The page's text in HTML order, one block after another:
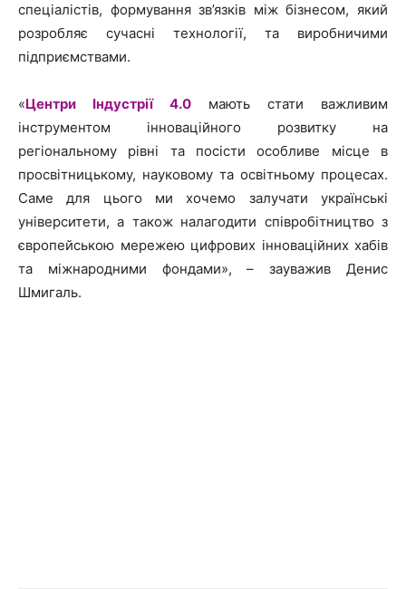
спеціалістів, формування зв’язків між бізнесом, який
розробляє сучасні технології, та виробничими
підприємствами.
«Центри Індустрії 4.0 мають стати важливим
інструментом інноваційного розвитку на
регіональному рівні та посісти особливе місце в
просвітницькому, науковому та освітньому процесах.
Саме для цього ми хочемо залучати українські
університети, а також налагодити співробітництво з
європейською мережею цифрових інноваційних хабів
та міжнародними фондами», – зауважив Денис
Шмигаль.